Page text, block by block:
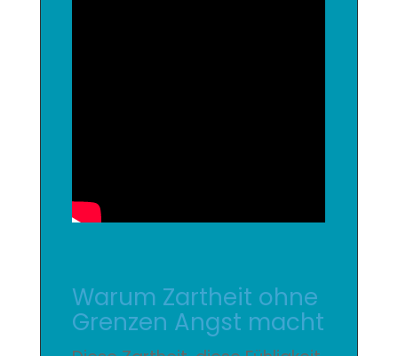
Warum Zartheit ohne
Grenzen Angst macht